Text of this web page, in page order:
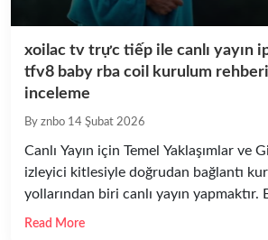
xoilac tv trực tiếp ile canlı yayın
tfv8 baby rba coil kurulum rehberi
inceleme
By znbo 14 Şubat 2026
Canlı Yayın için Temel Yaklaşımlar ve
izleyici kitlesiyle doğrudan bağlantı
yollarından biri canlı yayın yapmaktır.
xoilac tv trực tiếp gibi platformlara
Read More